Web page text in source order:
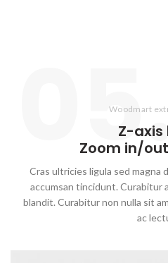
Woodmart
Z-axis
Zoom in/
Cras ultricies ligula sed
accumsan tincidunt. Curabitur
blandit. Curabitur non nulla sit
ac